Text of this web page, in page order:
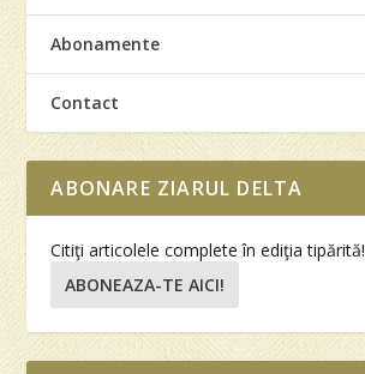
Abonamente
Contact
ABONARE ZIARUL DELTA
Citiţi articolele complete în ediţia tipărită!
ABONEAZA-TE AICI!